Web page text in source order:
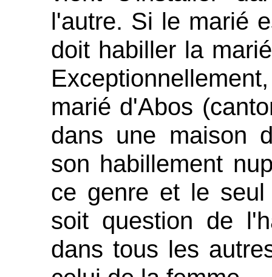
l'autre. Si le marié
doit habiller la
marié d'Abos
dans une maison
son habillement
ce genre et le
soit question de
dans tous les